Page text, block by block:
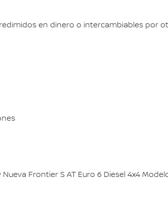
en dinero o intercambiables por
Frontier S AT Euro 6 Diesel 4x4